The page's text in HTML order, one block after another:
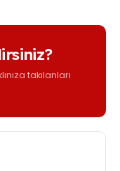
takılanları